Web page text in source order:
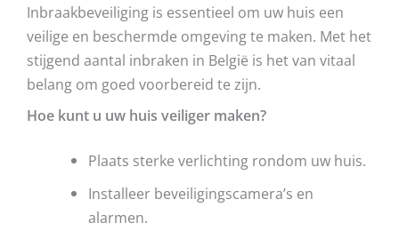
Inbraakbeveiliging is essentieel om uw huis een
veilige en beschermde omgeving te maken. Met het
stijgend aantal inbraken in België is het van vitaal
belang om goed voorbereid te zijn.
Hoe kunt u uw huis veiliger maken?
Plaats sterke verlichting rondom uw huis.
Installeer beveiligingscamera’s en
alarmen.